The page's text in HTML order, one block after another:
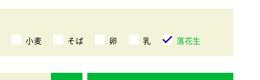
小麦 そば 卵 乳 落花生